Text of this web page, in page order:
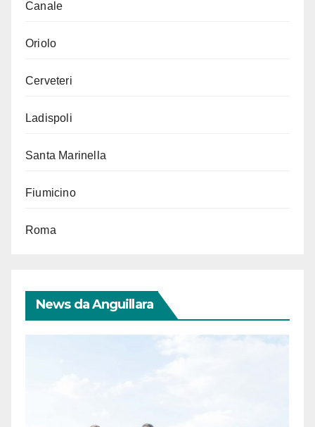
Canale
Oriolo
Cerveteri
Ladispoli
Santa Marinella
Fiumicino
Roma
News da Anguillara